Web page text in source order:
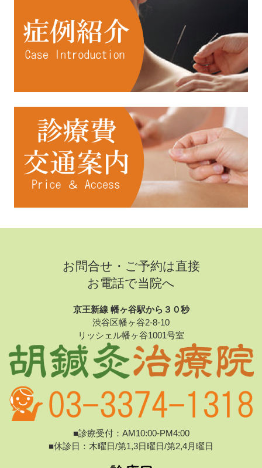
お問合せ・ご予約は直接
お電話で当院へ
京王新線 幡ヶ谷駅から３０秒
渋谷区幡ヶ谷2-8-10
リッシェル幡ヶ谷1001号室
■診療受付：AM10:00-PM4:00
■休診日：木曜日/第1,3日曜日/第2,4月曜日